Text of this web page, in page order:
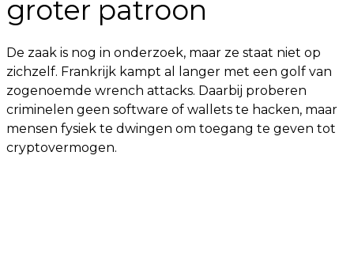
groter patroon
De zaak is nog in onderzoek, maar ze staat niet op
zichzelf. Frankrijk kampt al langer met een golf van
zogenoemde wrench attacks. Daarbij proberen
criminelen geen software of wallets te hacken, maar
mensen fysiek te dwingen om toegang te geven tot
cryptovermogen.